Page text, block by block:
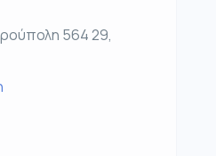
564 29,